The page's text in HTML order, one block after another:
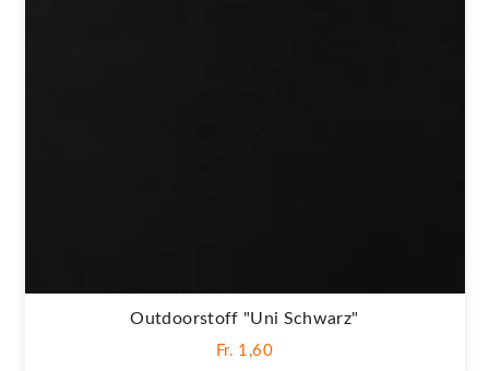
Outdoorstoff "Uni Schwarz"
Fr. 1,60